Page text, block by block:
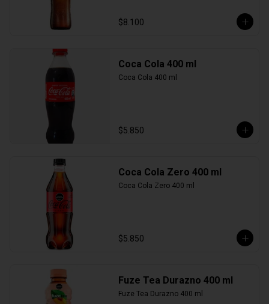
$8.100
Coca Cola 400 ml
Coca Cola 400 ml
$5.850
Coca Cola Zero 400 ml
Coca Cola Zero 400 ml
$5.850
Fuze Tea Durazno 400 ml
Fuze Tea Durazno 400 ml